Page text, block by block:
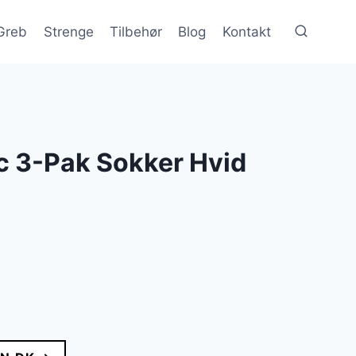
Strenge Tilbehør Blog Kontakt
3-Pak Sokker Hvid